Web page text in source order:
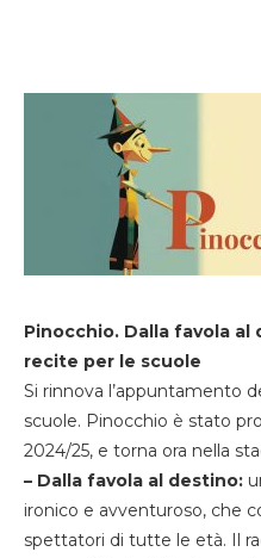
Pinocchio. Dalla favola al
recite per le scuole
Si rinnova l’appuntamento
scuole. Pinocchio è stato
2024/25, e torna ora nella
– Dalla favola al destino:
ironico e avventuroso, che
spettatori di tutte le età. Il